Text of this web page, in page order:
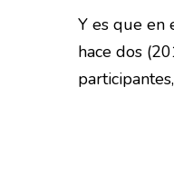
Y es que en
hace dos